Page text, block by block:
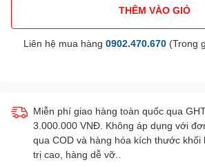
THÊM VÀO GIỎ
Liên hệ mua hàng 0902.470.670(Trong
Miễn phí giao hàng toàn quốc qua
3.000.000 VNĐ. Không áp dụng với
qua COD và hàng hóa kích thước
trị cao, hàng dễ vỡ..